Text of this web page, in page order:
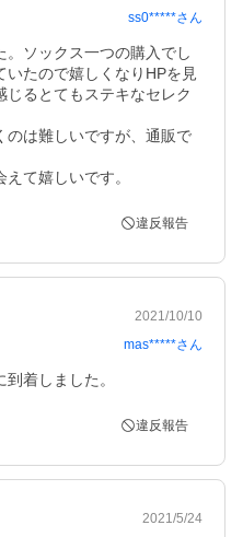
ss0*****さん
ソックス一つの購入でし
いたので嬉しくなりHPを見
じるとてもステキなセレク
のは難しいですが、通販で
て嬉しいです。
違反報告
2021/10/10
mas*****さん
着しました。
違反報告
2021/5/24